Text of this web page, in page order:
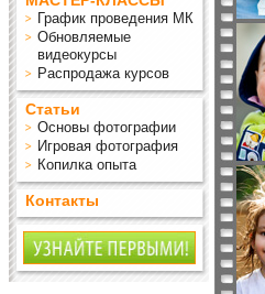
График проведения МК
Обновляемые
видеокурсы
Распродажа курсов
Статьи
Основы фотографии
Игровая фотография
Копилка опыта
Контакты